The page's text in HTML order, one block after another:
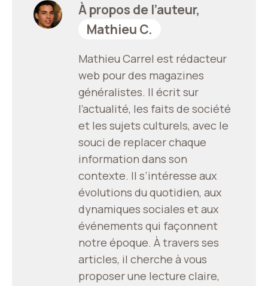
À propos de l’auteur,
Mathieu C.
Mathieu Carrel est rédacteur
web pour des magazines
généralistes. Il écrit sur
l’actualité, les faits de société
et les sujets culturels, avec le
souci de replacer chaque
information dans son
contexte. Il s’intéresse aux
évolutions du quotidien, aux
dynamiques sociales et aux
événements qui façonnent
notre époque. À travers ses
articles, il cherche à vous
proposer une lecture claire,